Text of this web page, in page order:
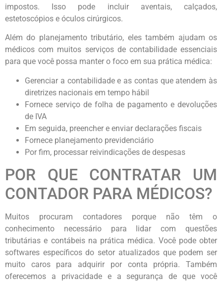
impostos. Isso pode incluir aventais, calçados,
estetoscópios e óculos cirúrgicos.
Além do planejamento tributário, eles também ajudam os
médicos com muitos serviços de contabilidade essenciais
para que você possa manter o foco em sua prática médica:
Gerenciar a contabilidade e as contas que atendem às
diretrizes nacionais em tempo hábil
Fornece serviço de folha de pagamento e devoluções
de IVA
Em seguida, preencher e enviar declarações fiscais
Fornece planejamento previdenciário
Por fim, processar reivindicações de despesas
POR QUE CONTRATAR UM
CONTADOR PARA MÉDICOS?
Muitos procuram contadores porque não têm o
conhecimento necessário para lidar com questões
tributárias e contábeis na prática médica. Você pode obter
softwares específicos do setor atualizados que podem ser
muito caros para adquirir por conta própria. Também
oferecemos a privacidade e a segurança de que você